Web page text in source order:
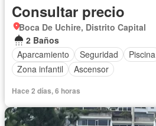
Consultar precio
Boca De Uchire, Distrito Capital
2 Baños
Aparcamiento
Seguridad Piscina
Zona infantil
Ascensor
Hace 2 días, 6 horas